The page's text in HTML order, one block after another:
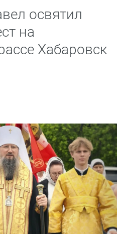
освятил
на
Хабаровск